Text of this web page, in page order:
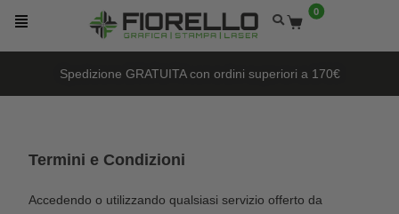
0
Spedizione GRATUITA con ordini superiori a 170€
Termini e Condizioni
Accedendo o utilizzando qualsiasi servizio offerto da